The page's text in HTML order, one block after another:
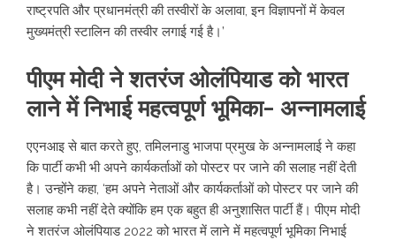
राष्ट्रपति और प्रधानमंत्री की तस्वीरों के अलावा, इन विज्ञापनों में केवल
मुख्यमंत्री स्टालिन की तस्वीर लगाई गई है।’
पीएम मोदी ने शतरंज ओलंपियाड को भारत
लाने में निभाई महत्वपूर्ण भूमिका- अन्नामलाई
एएनआइ से बात करते हुए, तमिलनाडु भाजपा प्रमुख के अन्नामलाई ने कहा
कि पार्टी कभी भी अपने कार्यकर्ताओं को पोस्टर पर जाने की सलाह नहीं देती
है। उन्होंने कहा, ‘हम अपने नेताओं और कार्यकर्ताओं को पोस्टर पर जाने की
सलाह कभी नहीं देते क्योंकि हम एक बहुत ही अनुशासित पार्टी हैं। पीएम मोदी
ने शतरंज ओलंपियाड 2022 को भारत में लाने में महत्वपूर्ण भूमिका निभाई